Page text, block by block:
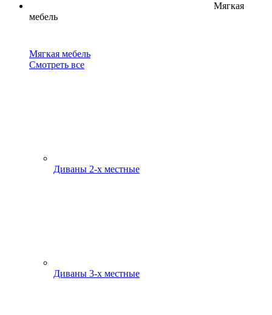
Мягкая
мебель
Мягкая мебель
Смотреть все
Диваны 2-х местные
Диваны 3-х местные